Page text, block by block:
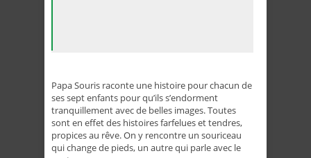
Papa Souris raconte une histoire pour chacun de
ses sept enfants pour qu’ils s’endorment
tranquillement avec de belles images. Toutes
sont en effet des histoires farfelues et tendres,
propices au rêve. On y rencontre un souriceau
qui change de pieds, un autre qui parle avec le